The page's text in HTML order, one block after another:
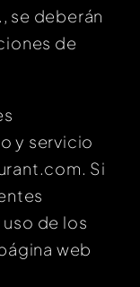
se deberán
de
y servicio
Si
de los
web